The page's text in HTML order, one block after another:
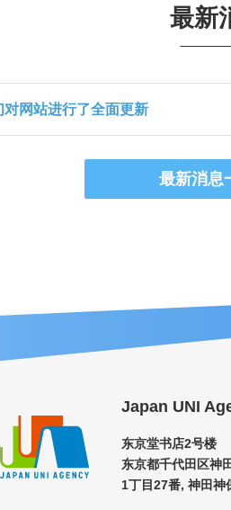
最新
对网站进行了全面更新
最新消息
Japan UNI
东京堂书店2号楼
东京都千代田区神
1丁目27番, 神田神